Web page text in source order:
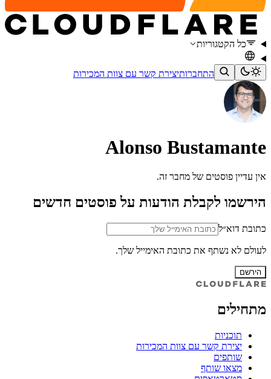
כל הקטגוריות
התחברותיצירת קשר עם צוות המכירות
Alonso Bustamante
אין עדיין פוסטים של מחבר זה.
הירשמו לקבלת הודעות על פוסטים חדשים
כתובת דוא״ל
לעולם לא נשתף את כתובת האימייל שלך.
הירשם
מתחילים
תוכניות
יצירת קשר עם צוות המכירות
שותפים
מצאו שותף